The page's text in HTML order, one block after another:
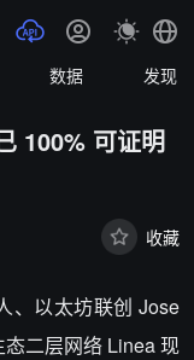
数据 发现
100% 可证明
收藏
、以太坊联创 Jose
二层网络 Linea 现